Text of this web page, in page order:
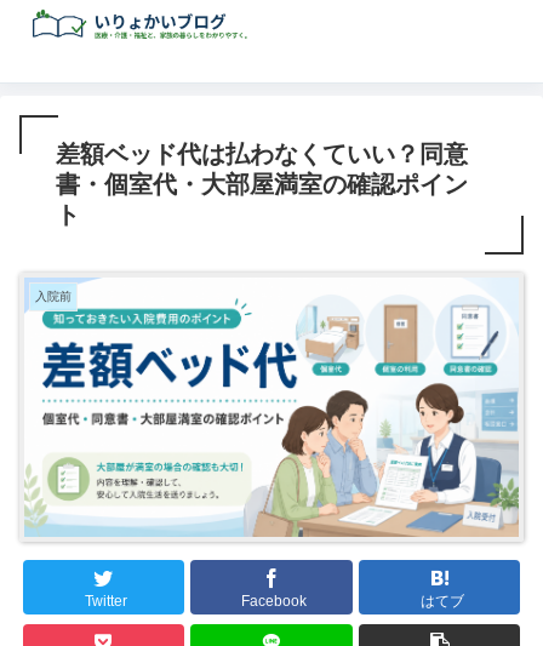
差額ベッド代は払わなくていい？同意
書・個室代・大部屋満室の確認ポイン
ト
入院前
Twitter Facebook はてブ